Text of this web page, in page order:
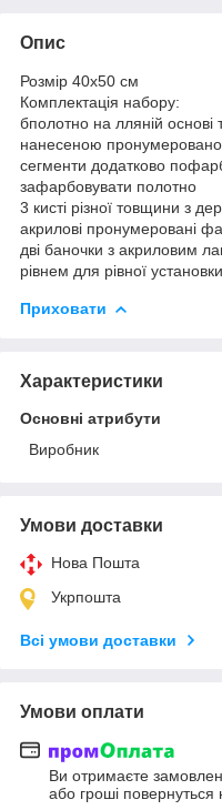
Опис
Розмір 40x50 см
Комплектація набору:
бполотно на лляній
нанесеною
сегменти додатково
зафарбовувати полотно
3 кисті різної товщини з
акрилові пронумеровані
дві баночки з акриловим
рівнем для рівної
Приховати
Характеристики
Основні атрибути
Виробник
Умови доставки
Нова Пошта
Укрпошта
Всі умови доставки
Умови оплати
Ви отримаєте
або гроші повернуться